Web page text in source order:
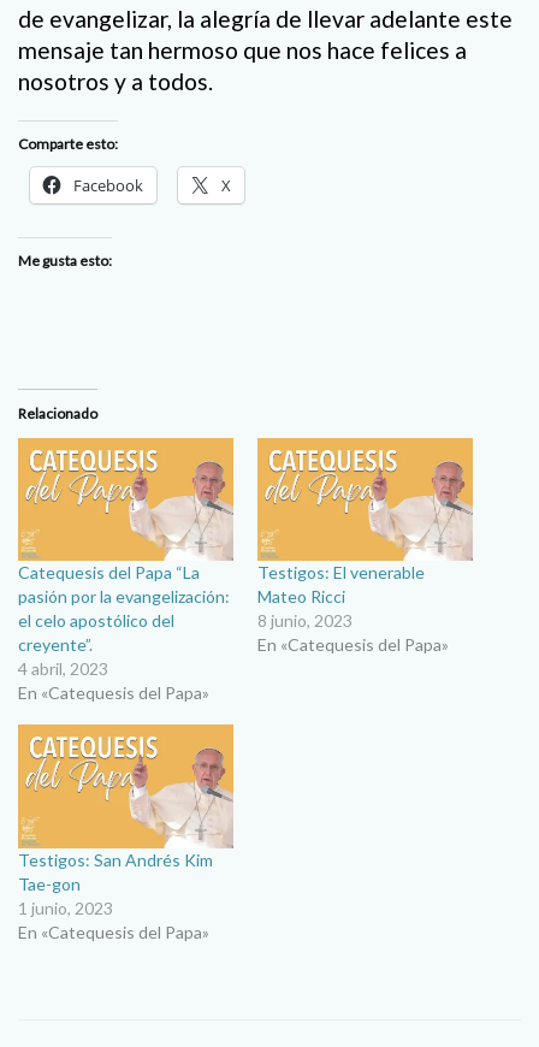
de evangelizar, la alegría de llevar adelante este
mensaje tan hermoso que nos hace felices a
nosotros y a todos.
Comparte esto:
Facebook X
Me gusta esto:
Relacionado
Catequesis del Papa “La
pasión por la evangelización:
el celo apostólico del
creyente”.
4 abril, 2023
En «Catequesis del Papa»
Testigos: El venerable
Mateo Ricci
8 junio, 2023
En «Catequesis del Papa»
Testigos: San Andrés Kim
Tae-gon
1 junio, 2023
En «Catequesis del Papa»